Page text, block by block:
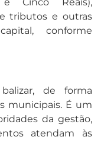
tributos e outras
conforme
de forma
municipais. É um
da gestão,
atendam às